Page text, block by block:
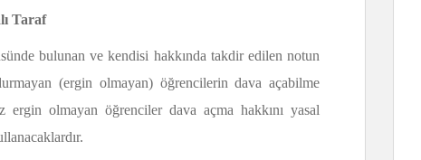
Taraf
bulunan ve kendisi hakkında takdir edilen notun
(ergin olmayan) öğrencilerin dava açabilme
ergin olmayan öğrenciler dava açma hakkını yasal